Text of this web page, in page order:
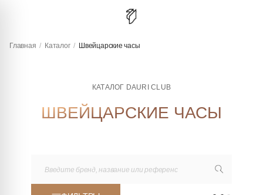
Главная / Каталог / Швейцарские часы
КАТАЛОГ DAURI CLUB
ШВЕЙЦАРСКИЕ ЧАСЫ